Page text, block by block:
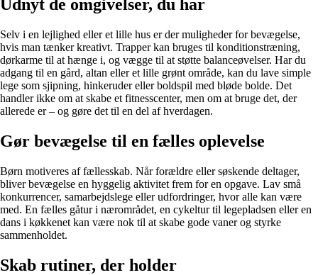
Udnyt de omgivelser, du har
Selv i en lejlighed eller et lille hus er der muligheder for bevægelse,
hvis man tænker kreativt. Trapper kan bruges til konditionstræning,
dørkarme til at hænge i, og vægge til at støtte balanceøvelser. Har du
adgang til en gård, altan eller et lille grønt område, kan du lave simple
lege som sjipning, hinkeruder eller boldspil med bløde bolde. Det
handler ikke om at skabe et fitnesscenter, men om at bruge det, der
allerede er – og gøre det til en del af hverdagen.
Gør bevægelse til en fælles oplevelse
Børn motiveres af fællesskab. Når forældre eller søskende deltager,
bliver bevægelse en hyggelig aktivitet frem for en opgave. Lav små
konkurrencer, samarbejdslege eller udfordringer, hvor alle kan være
med. En fælles gåtur i nærområdet, en cykeltur til legepladsen eller en
dans i køkkenet kan være nok til at skabe gode vaner og styrke
sammenholdet.
Skab rutiner, der holder